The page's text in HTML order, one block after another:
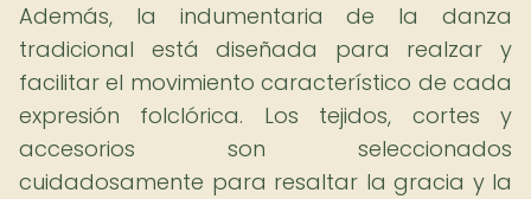
Además, la indumentaria de la danza
tradicional está diseñada para realzar y
facilitar el movimiento característico de cada
expresión folclórica. Los tejidos, cortes y
accesorios son seleccionados
cuidadosamente para resaltar la gracia y la